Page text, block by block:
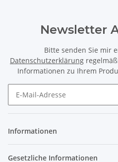
Newsletter
Bitte senden Sie mir
Datenschutzerklärung
Informationen zu Ihrem
Informationen
Gesetzliche Informationen